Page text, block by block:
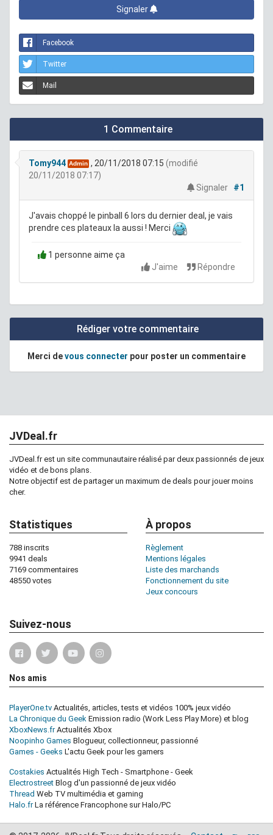
Signaler
Facebook
Twitter
Mail
1 Commentaire
Tomy944 Admin , 20/11/2018 07:15 (modifié
20/11/2018 07:17)
Signaler
#1
J'avais choppé le pinball 6 lors du dernier deal, je vais
prendre ces plateaux la aussi ! Merci
1 personne aime ça
J'aime
Répondre
Rédiger votre commentaire
Merci devous connecter pour poster un commentaire
JVDeal.fr
JVDeal.fr est un site communautaire réalisé par deux passionnés de jeux
vidéo et de bons plans.
Notre objectif est de partager un maximum de deals pour jouer moins
cher.
Statistiques
788 inscrits
9941 deals
7169 commentaires
48550 votes
À propos
Règlement
Mentions légales
Liste des marchands
Fonctionnement du site
Jeux concours
Suivez-nous
Nos amis
PlayerOne.tv Actualités, articles, tests et vidéos 100% jeux vidéo
La Chronique du Geek Emission radio (Work Less Play More) et blog
XboxNews.frActualités Xbox
Noopinho Games Blogueur, collectionneur, passionné
Games - Geeks L'actu Geek pour les gamers
Costakies Actualités High Tech - Smartphone - Geek
Electrostreet Blog d'un passionné de jeux vidéo
Thread Web TV multimédia et gaming
Halo.frLa référence Francophone sur Halo/PC